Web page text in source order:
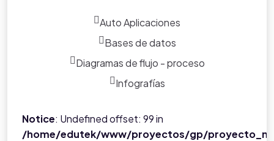
Auto Aplicaciones
Bases de datos
Diagramas de flujo - proceso
Infografías
Notice: Undefined offset: 99 in
/home/edutek/www/proyectos/gp/